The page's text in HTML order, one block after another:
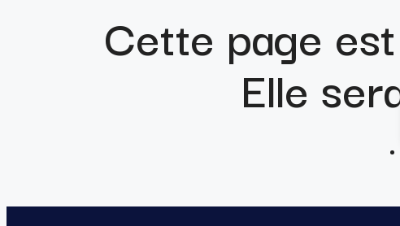
Cette page
Elle